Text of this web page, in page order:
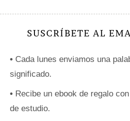
SUSCRÍBETE AL
• Cada lunes enviamos una
significado.
• Recibe un ebook de regalo
de estudio.